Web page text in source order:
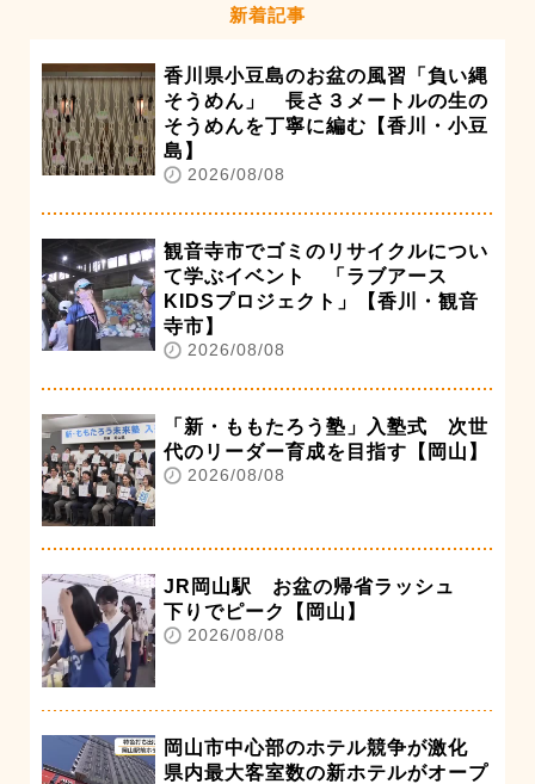
新着記事
香川県小豆島のお盆の風習「負い縄
そうめん」 長さ３メートルの生の
そうめんを丁寧に編む【香川・小豆
島】
2026/08/08
観音寺市でゴミのリサイクルについ
て学ぶイベント 「ラブアース
KIDSプロジェクト」【香川・観音
寺市】
2026/08/08
「新・ももたろう塾」入塾式 次世
代のリーダー育成を目指す【岡山】
2026/08/08
JR岡山駅 お盆の帰省ラッシュ
下りでピーク【岡山】
2026/08/08
岡山市中心部のホテル競争が激化
県内最大客室数の新ホテルがオープ